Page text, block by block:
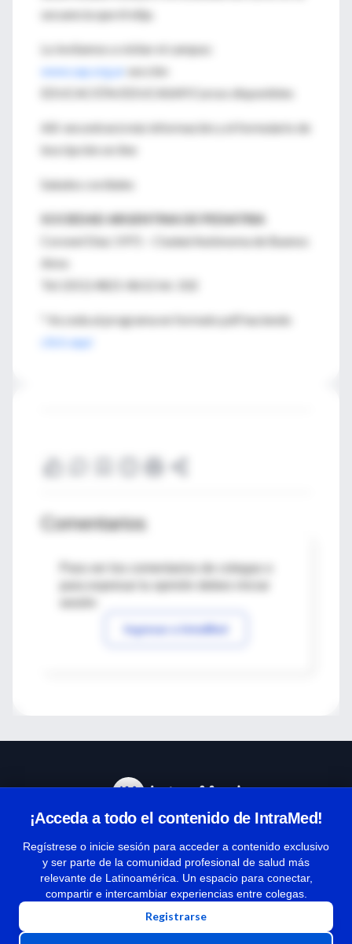
secuencia que él elija.
Lo invitamos a visitar el campus:
www.sap.org.ar sección
EDUCACIÓN/EDUCASAP/Cursos disponibles
Allí encontrará más información y el formulario de
inscripción on line
Saludos cordiales
SOCIEDAD ARGENTINA DE PEDIATRIA
Coronel Díaz 1971 – Ciudad Autónoma de Buenos
Aires
Tel: (011) 4821-8612 int. 102
* Acceda al programa en formato pdf haciendo
click aquí
Comentarios
Para ver los comentarios de colegas o
Ingresar a IntraMed
¡Acceda a todo el contenido de IntraMed!
Regístrese o inicie sesión para acceder a contenido exclusivo
y ser parte de la comunidad profesional de salud más
relevante de Latinoamérica. Un espacio para conectar,
compartir e intercambiar experiencias entre colegas.
Registrarse
Términos y condiciones
| Políticas de privacidad
| Todos los derechos reservados | Copyright 1997-2026